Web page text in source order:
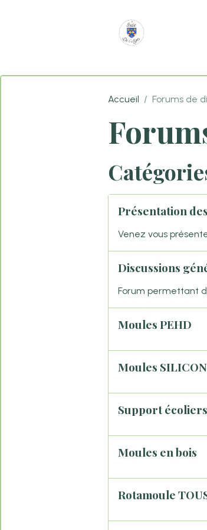
Accueil Forums de
Présentation
Venez vous
Discussions
Forum permettant
Moules PEHD
Moules
Support écoliers
Moules en bois
Rotamoule